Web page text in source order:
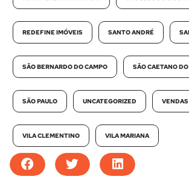
REDEFINE IMÓVEIS SANTO ANDRÉ
SÃO BERNARDO DO CAMPO SÃO CAETANO
SÃO PAULO UNCATEGORIZED VENDAS
VILA CLEMENTINO VILA MARIANA